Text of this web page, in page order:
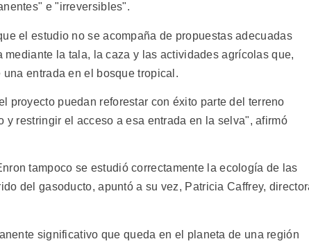
e "irreversibles".
el estudio no se acompaña de propuestas adecuadas
la tala, la caza y las actividades agrícolas que,
entrada en el bosque tropical.
proyecto puedan reforestar con éxito parte del terreno
restringir el acceso a esa entrada en la selva", afirmó
tampoco se estudió correctamente la ecología de las
del gasoducto, apuntó a su vez, Patricia Caffrey,
significativo que queda en el planeta de una región